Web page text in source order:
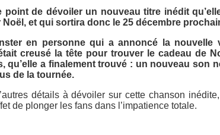
point de dévoiler un nouveau titre inédit
et qui sortira donc le 25 décembre
en personne qui a annoncé la nouvelle
creusé la tête pour trouver le cadeau de
qu’elle a finalement trouvé : un nouveau son
de la tournée.
détails à dévoiler sur cette chanson
de plonger les fans dans l’impatience totale.